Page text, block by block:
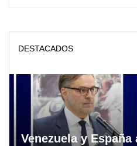
DESTACADOS
Venezuela y España